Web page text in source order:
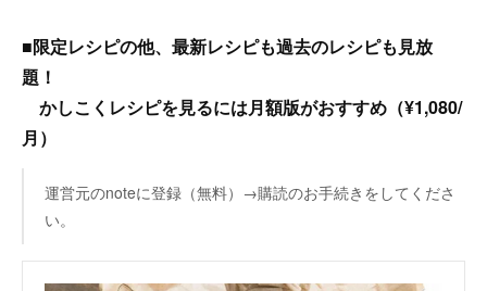
■限定レシピの他、最新レシピも過去のレシピも見放
題！
かしこくレシピを見るには月額版がおすすめ（¥1,080/
月）
運営元のnoteに登録（無料）→購読のお手続きをしてくださ
い。